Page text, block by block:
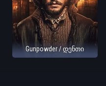
Gunpowder / დენთი